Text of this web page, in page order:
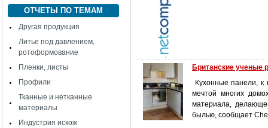
ОТЧЕТЫ ПО ТЕМАМ
Другая продукция
Литье под давлением,
ротоформование
Пленки, листы
Профили
Тканные и нетканные
материалы
Индустрия искож
Британские ученые
Кухонные панели, к
мечтой многих
материала,
былью, сообщает